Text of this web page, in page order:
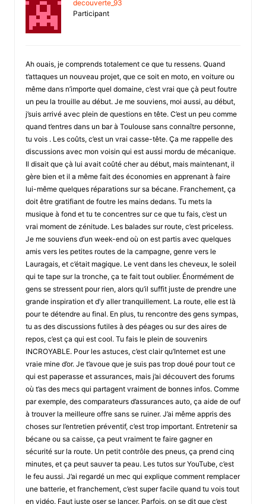
decouverte_93
Participant
Ah ouais, je comprends totalement ce que tu ressens. Quand
t’attaques un nouveau projet, que ce soit en moto, en voiture ou
même dans n’importe quel domaine, c’est vrai que çà peut foutre
un peu la trouille au début. Je me souviens, moi aussi, au début,
j’suis arrivé avec plein de questions en tête. C’est un peu comme
quand t’entres dans un bar à Toulouse sans connaître personne,
tu vois . Les coûts, c’est un vrai casse-tête. Ça me rappelle des
discussions avec mon voisin qui est aussi mordu de mécanique.
Il disait que çà lui avait coûté cher au début, mais maintenant, il
gère bien et il a même fait des économies en apprenant à faire
lui-même quelques réparations sur sa bécane. Franchement, ça
doit être gratifiant de foutre les mains dedans. Tu mets la
musique à fond et tu te concentres sur ce que tu fais, c’est un
vrai moment de zénitude. Les balades sur route, c’est priceless.
Je me souviens d’un week-end où on est partis avec quelques
amis vers les petites routes de la campagne, genre vers le
Lauragais, et c’était magique. Le vent dans les cheveux, le soleil
qui te tape sur la tronche, ça te fait tout oublier. Énormément de
gens se stressent pour rien, alors qu’il suffit juste de prendre une
grande inspiration et d’y aller tranquillement. La route, elle est là
pour te détendre au final. En plus, tu rencontre des gens sympas,
tu as des discussions futiles à des péages ou sur des aires de
repos, c’est ça qui est cool. Tu fais le plein de souvenirs
INCROYABLE. Pour les astuces, c’est clair qu’Internet est une
vraie mine d’or. Je t’avoue que je suis pas trop doué pour tout ce
qui est paperasse et assurances, mais j’ai découvert des forums
où t’as des mecs qui partagent vraiment de bonnes infos. Comme
par exemple, des comparateurs d’assurances auto, ça aide de ouf
à trouver la meilleure offre sans se ruiner. J’ai même appris des
choses sur l’entretien préventif, c’est trop important. Entretenir sa
bécane ou sa caisse, ça peut vraiment te faire gagner en
sécurité sur la route. Un petit contrôle des pneus, ça prend cinq
minutes, et ça peut sauver ta peau. Les tutos sur YouTube, c’est
le feu aussi. J’ai regardé un mec qui explique comment remplacer
une batterie, et franchement, c’est super facile quand tu vois tout
en vidéo. Faut juste oser se lancer. Parfois, on se dit que c’est